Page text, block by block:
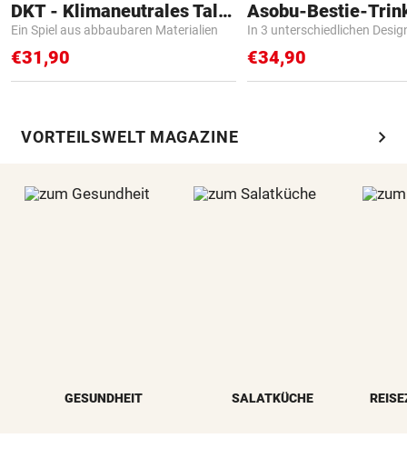
DKT - Klimaneutrales Talent
Ein Spiel aus abbaubaren Materialien
€31,90
Asobu-Bestie-
In 3 unterschiedlichen
€34,90
VORTEILSWELT MAGAZINE chevron_right
GESUNDHEIT SALATKÜCHE